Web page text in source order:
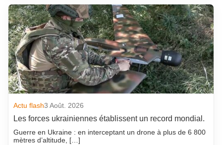
Actu flash3 Août. 2026
Les forces ukrainiennes établissent un record mondial.
Guerre en Ukraine : en interceptant un drone à plus de 6 800
mètres d’altitude, […]